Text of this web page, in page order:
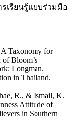
รเรียนรู้แบบร่วมมือ
Taxonomy for
of Bloom’s
Longman.
in Thailand.
R., & Ismail, K.
Attitude of
in Southern